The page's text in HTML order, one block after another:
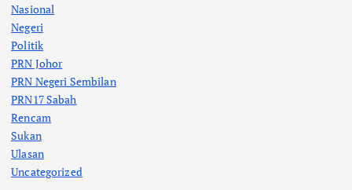
Nasional
Negeri
Politik
PRN Johor
PRN Negeri Sembilan
PRN17 Sabah
Rencam
Sukan
Ulasan
Uncategorized